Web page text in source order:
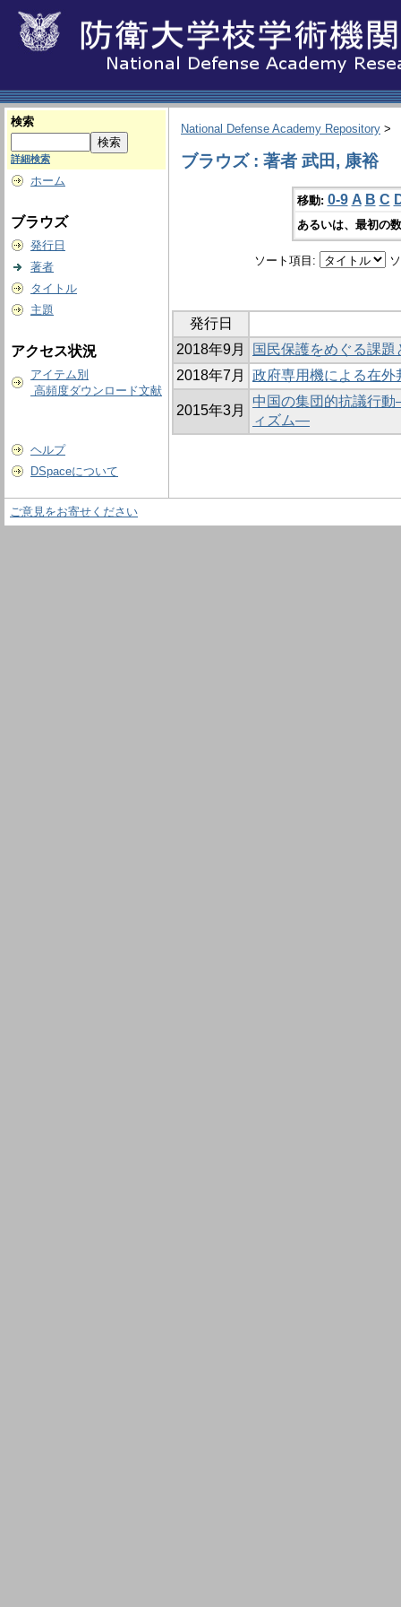
検索
詳細検索
ホーム
ブラウズ
発行日
著者
タイトル
主題
アクセス状況
アイテム別
高頻度ダウンロード文献
ヘルプ
DSpaceについて
National Defense Academy Repository >
ブラウズ : 著者 武田, 康裕
移動: 0-9 A B C
あるいは、最初の
ソート項目:
発行日
2018年9月
国民保護をめぐる課題
2018年7月
政府専用機による在
2015年3月
中国の集団的抗議行
ィズム―
ご意見をお寄せください